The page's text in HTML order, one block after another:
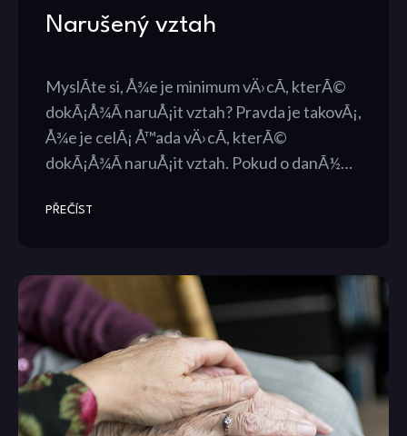
Narušený vztah
MyslÃ­te si, Å¾e je minimum vÄ›cÃ­, kterÃ©
dokÃ¡Å¾Ã­ naruÅ¡it vztah? Pravda je takovÃ¡,
Å¾e je celÃ¡ Å™ada vÄ›cÃ­, kterÃ©
dokÃ¡Å¾Ã­ naruÅ¡it vztah. Pokud o danÃ½…
PŘEČÍST